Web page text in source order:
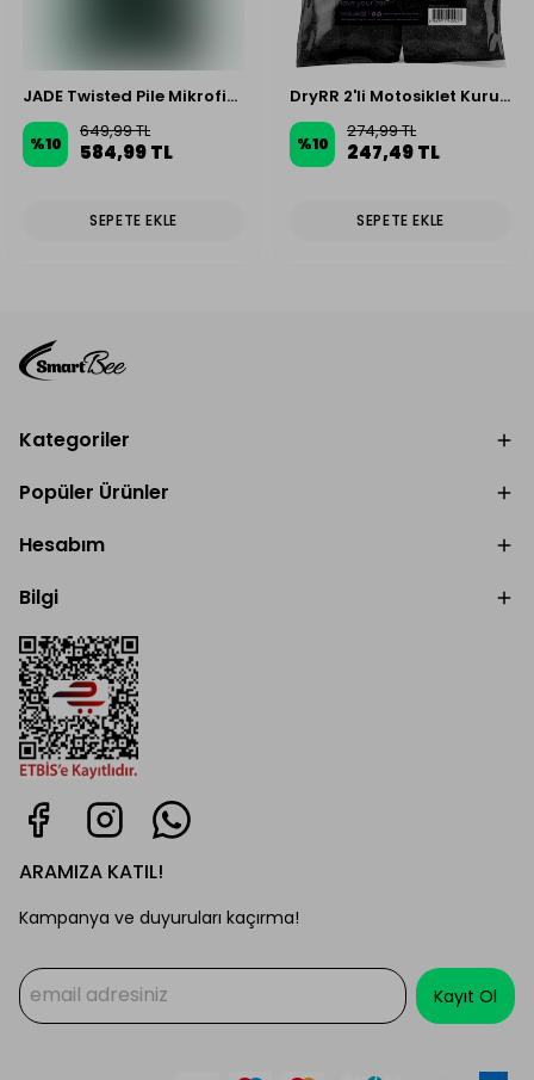
JADE Twisted Pile Mikrofiber Oto Kurulama Havlusu 60×90cm 600GSM – Koyu Yeşil
%10
649,99 TL
584,99 TL
SEPETE EKLE
DryRR 2'li Motosiklet Kurulama Havlusu 40x40cm 360GSM - Siyah
%10
274,99 TL
247,49 TL
SEPETE EKLE
Kategoriler
Popüler Ürünler
Hesabım
Bilgi
ARAMIZA KATIL!
Kampanya ve duyuruları kaçırma!
Kayıt Ol